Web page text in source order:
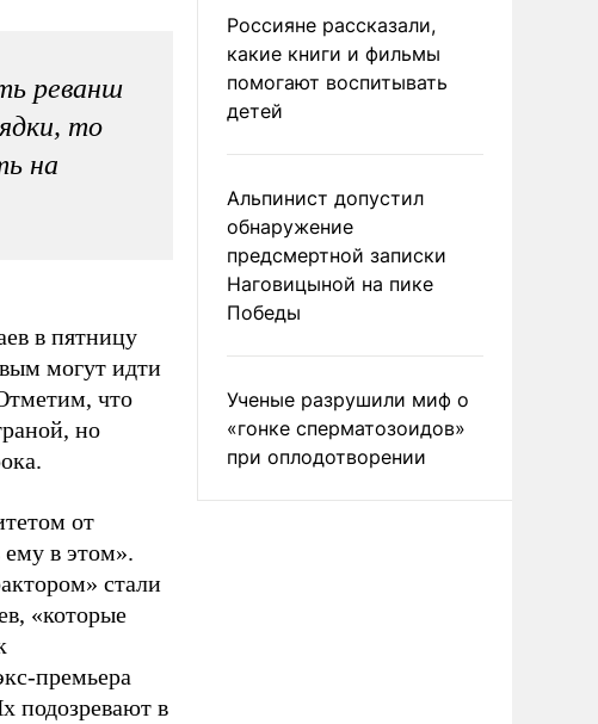
реванш
то
на
в пятницу
могут идти
что
но
от
в этом».
стали
«которые
премьера
подозревают в
Россияне рассказали,
какие книги и фильмы
помогают воспитывать
детей
Альпинист допустил
обнаружение
предсмертной записки
Наговицыной на пике
Победы
Ученые разрушили миф о
«гонке сперматозоидов»
при оплодотворении